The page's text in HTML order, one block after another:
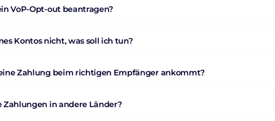
VoP-Opt-out beantragen?
Kontos nicht, was soll ich tun?
Zahlung beim richtigen Empfänger ankommt?
Zahlungen in andere Länder?